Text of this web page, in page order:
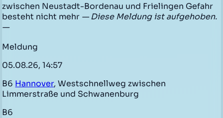
zwischen Neustadt-Bordenau und Frielingen Gefahr
besteht nicht mehr — Diese Meldung ist aufgehoben.
—
Meldung
05.08.26, 14:57
B6 Hannover, Westschnellweg zwischen
Limmerstraße und Schwanenburg
B6